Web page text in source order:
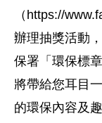
（https://
辦理抽獎活動
保署「環保標
將帶給您耳目
的環保內容及